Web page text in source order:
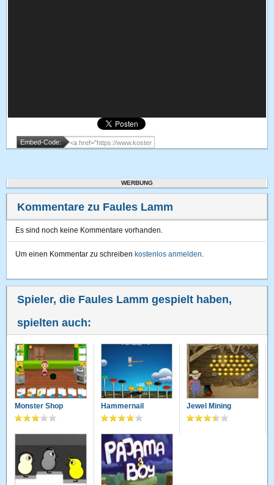
Embed-Code:
WERBUNG
Kommentare zu Faules Lamm
Es sind noch keine Kommentare vorhanden.
Um einen Kommentar zu schreiben kostenlos anmelden.
Spieler, die Faules Lamm gespielt haben,
spielten auch:
Monster Shop Hammernail Jewel Mining